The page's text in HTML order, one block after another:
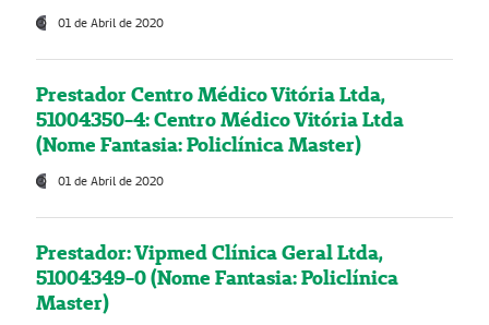
01 de Abril de 2020
Prestador Centro Médico Vitória Ltda,
51004350-4: Centro Médico Vitória Ltda
(Nome Fantasia: Policlínica Master)
01 de Abril de 2020
Prestador: Vipmed Clínica Geral Ltda,
51004349-0 (Nome Fantasia: Policlínica
Master)